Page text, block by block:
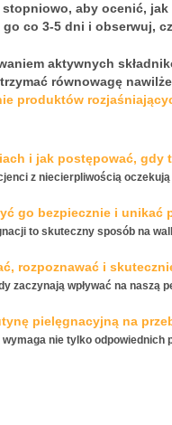
aby ocenić, jak
co 3-5 dni i obserwuj,
aktywnych
równowagę
produktów
i jak postępować, gdy
z niecierpliwością
go bezpiecznie i
to skuteczny sposób na
rozpoznawać i
zaczynają wpływać na naszą
pielęgnacyjną na
nie tylko odpowiednich